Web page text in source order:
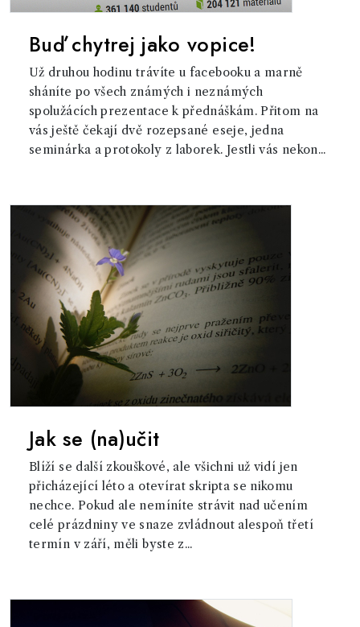
Buď chytrej jako vopice!
Už druhou hodinu trávíte u facebooku a marně
sháníte po všech známých i neznámých
spolužácích prezentace k přednáškám. Přitom na
vás ještě čekají dvě rozepsané eseje, jedna
seminárka a protokoly z laborek. Jestli vás nekon...
Jak se (na)učit
Blíží se další zkouškové, ale všichni už vidí jen
přicházející léto a otevírat skripta se nikomu
nechce. Pokud ale nemíníte strávit nad učením
celé prázdniny ve snaze zvládnout alespoň třetí
termín v září, měli byste z...